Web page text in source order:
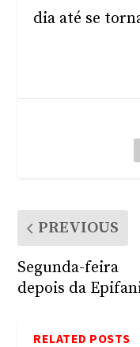
dia até se
PREVIOUS
Segunda-feira
depois da
RELATED POSTS